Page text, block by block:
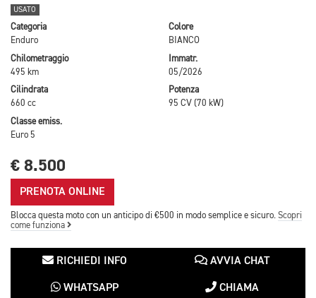
USATO
Categoria
Enduro
Colore
BIANCO
Chilometraggio
495 km
Immatr.
05/2026
Cilindrata
660 cc
Potenza
95 CV (70 kW)
Classe emiss.
Euro 5
€ 8.500
PRENOTA ONLINE
Blocca questa moto con un anticipo di €500 in modo semplice e sicuro. Scopri
come funziona
RICHIEDI INFO AVVIA CHAT
WHATSAPP CHIAMA